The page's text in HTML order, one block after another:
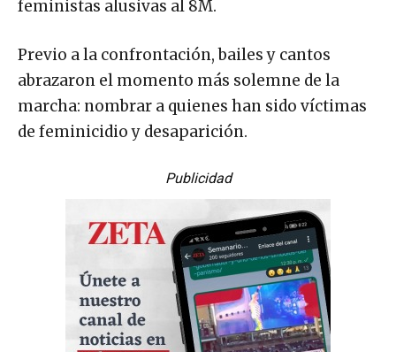
feministas alusivas al 8M.
Previo a la confrontación, bailes y cantos
abrazaron el momento más solemne de la
marcha: nombrar a quienes han sido víctimas
de feminicidio y desaparición.
Publicidad